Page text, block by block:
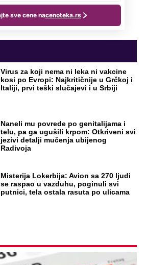
Virus za koji nema ni leka ni vakcine
kosi po Evropi: Najkritičnije u Grčkoj i
Italiji, prvi teški slučajevi i u Srbiji
Naneli mu povrede po genitalijama i
telu, pa ga ugušili krpom: Otkriveni svi
jezivi detalji mučenja ubijenog
Radivoja
Misterija Lokerbija: Avion sa 270 ljudi
se raspao u vazduhu, poginuli svi
putnici, tela ostala rasuta po ulicama